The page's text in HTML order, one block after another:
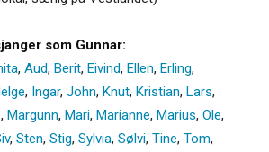
som Gunnar:
, Aud, Berit, Eivind, Ellen, Erling,
, Ingar, John, Knut, Kristian, Lars,
, Margunn, Mari, Marianne, Marius, Ole,
, Sten, Stig, Sylvia, Sølvi, Tine, Tom,